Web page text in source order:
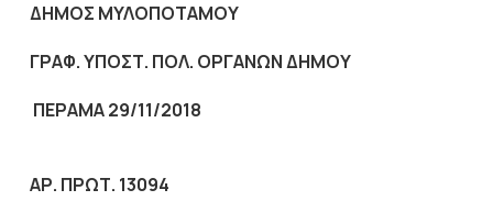
ΔΗΜΟΣ ΜΥΛΟΠΟΤΑΜΟΥ
ΓΡΑΦ. ΥΠΟΣΤ. ΠΟΛ. ΟΡΓΑΝΩΝ ΔΗΜΟΥ
ΠΕΡΑΜΑ 29/11/2018
ΑΡ. ΠΡΩΤ. 13094